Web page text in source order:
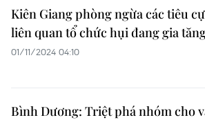
Kiên Giang phòng ngừa các tiêu
liên quan tổ chức hụi đang gia
01/11/2024 04:10
Bình Dương: Triệt phá nhóm cho